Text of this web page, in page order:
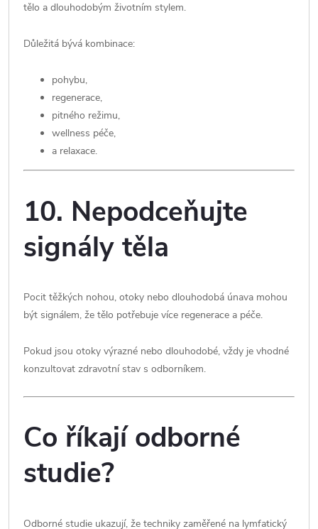
tělo a dlouhodobým životním stylem.
Důležitá bývá kombinace:
pohybu,
regenerace,
pitného režimu,
wellness péče,
a relaxace.
10. Nepodceňujte
signály těla
Pocit těžkých nohou, otoky nebo dlouhodobá únava mohou
být signálem, že tělo potřebuje více regenerace a péče.
Pokud jsou otoky výrazné nebo dlouhodobé, vždy je vhodné
konzultovat zdravotní stav s odborníkem.
Co říkají odborné
studie?
Odborné studie ukazují, že techniky zaměřené na lymfatický